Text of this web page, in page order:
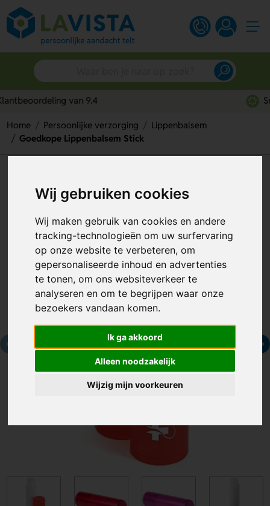
Wij gebruiken cookies
Wij maken gebruik van cookies en andere
tracking-technologieën om uw surfervaring
op onze website te verbeteren, om
gepersonaliseerde inhoud en advertenties
te tonen, om ons websiteverkeer te
analyseren en om te begrijpen waar onze
bezoekers vandaan komen.
Ik ga akkoord
Alleen noodzakelijk
Wijzig mijn voorkeuren
Snelle persoonlijke service
Home Persoonlijke verzorging
Lippenbalsem
Goedkope Lippenbalsem Stick
Artikelnummer:278289